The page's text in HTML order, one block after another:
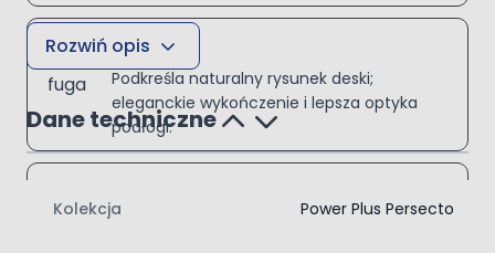
V-fuga
Podkreśla naturalny rysunek deski;
eleganckie wykończenie i lepsza optyka
podłogi.
Rozwiń opis
Dane techniczne
Kolekcja Power Plus Persecto